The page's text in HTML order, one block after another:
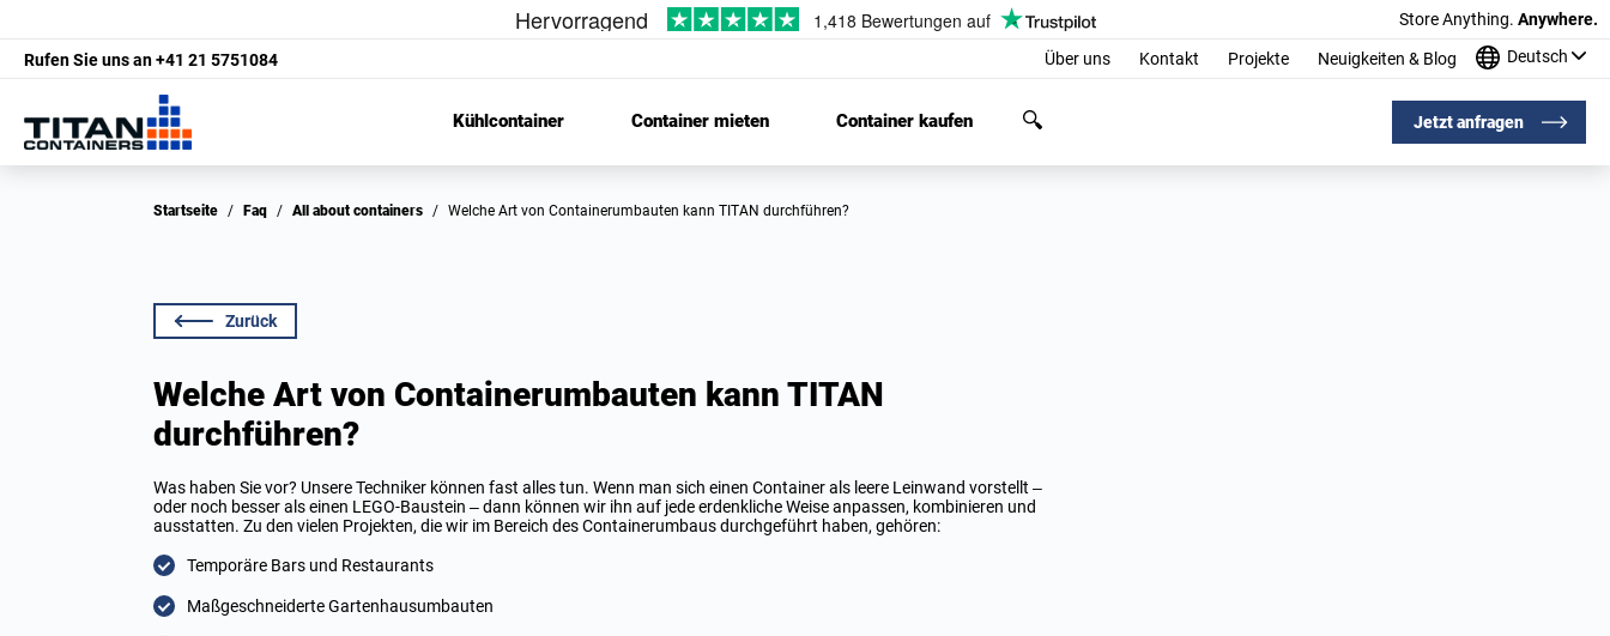
Store Anything. Anywhere.
Rufen Sie uns an+41 21 5751084 Über uns Kontakt Projekte Neuigkeiten & Blog Deutsch
Kühlcontainer Container mieten Container kaufen Jetzt anfragen
Startseite / Faq / All about containers / Welche Art von Containerumbauten kann TITAN durchführen?
Zurück
Welche Art von Containerumbauten kann TITAN
durchführen?
Was haben Sie vor? Unsere Techniker können fast alles tun. Wenn man sich einen Container als leere Leinwand vorstellt –
oder noch besser als einen LEGO-Baustein – dann können wir ihn auf jede erdenkliche Weise anpassen, kombinieren und
ausstatten. Zu den vielen Projekten, die wir im Bereich des Containerumbaus durchgeführt haben, gehören:
Temporäre Bars und Restaurants
Maßgeschneiderte Gartenhausumbauten